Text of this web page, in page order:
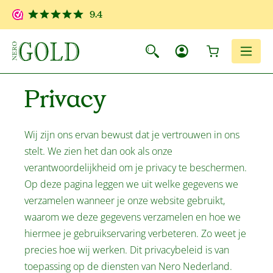
Ga naar de hoofdinhoud
9.4
Privacy
Wij zijn ons ervan bewust dat je vertrouwen in ons
stelt. We zien het dan ook als onze
verantwoordelijkheid om je privacy te beschermen.
Op deze pagina leggen we uit welke gegevens we
verzamelen wanneer je onze website gebruikt,
waarom we deze gegevens verzamelen en hoe we
hiermee je gebruikservaring verbeteren. Zo weet je
precies hoe wij werken. Dit privacybeleid is van
toepassing op de diensten van Nero Nederland.